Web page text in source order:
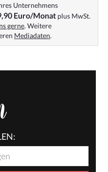
Unternehmens
Euro/Monat plus MwSt.
gerne. Weitere
Mediadaten.